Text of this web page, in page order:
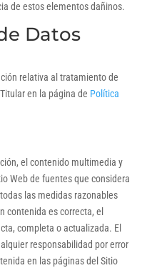
de estos elementos dañinos.
Datos
relativa al tratamiento de
en la página de Política
el contenido multimedia y
Web de fuentes que considera
las medidas razonables
contenida es correcta, el
completa o actualizada. El
responsabilidad por error
en las páginas del Sitio